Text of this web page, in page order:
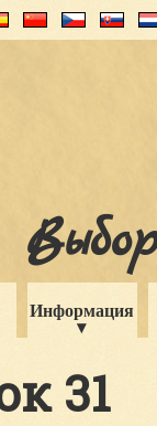
Информация
31